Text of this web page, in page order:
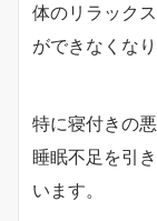
体のリラック
ができなくなり
特に寝付きの
睡眠不足を引
います。